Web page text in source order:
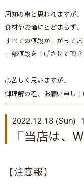
周知の事と思われますが、
食材やお酒にとどまらず、
すべての値段が上がってお
一部値段を上げさせて頂き
心苦しく思いますが、
御理解の程、お願い申し
2022.12.18 (Sun)
「当店は、
【注意報】